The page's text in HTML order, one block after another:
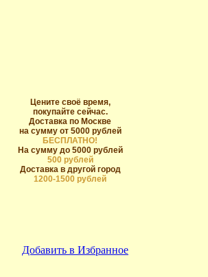
Цените своё время,
покупайте сейчас.
Доставка по Москве
на сумму от 5000 рублей
БЕСПЛАТНО!
На сумму до 5000 рублей
500 рублей
Доставка в другой город
1200-1500 рублей
Добавить в Избранное